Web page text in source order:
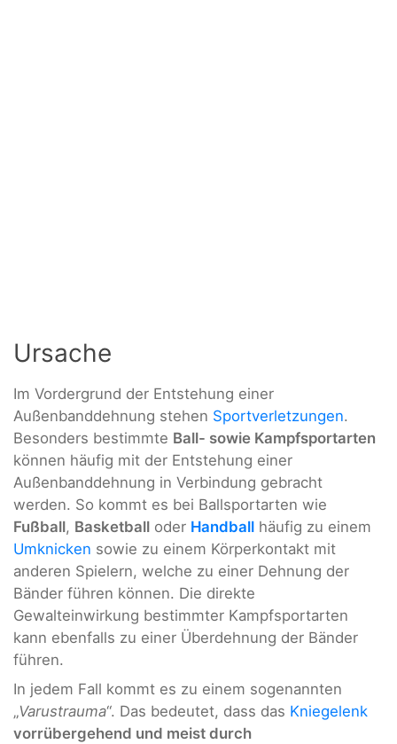
Ursache
Im Vordergrund der Entstehung einer
Außenbanddehnung stehen Sportverletzungen.
Besonders bestimmte Ball- sowie Kampfsportarten
können häufig mit der Entstehung einer
Außenbanddehnung in Verbindung gebracht
werden. So kommt es bei Ballsportarten wie
Fußball, Basketball oder Handball häufig zu einem
Umknicken sowie zu einem Körperkontakt mit
anderen Spielern, welche zu einer Dehnung der
Bänder führen können. Die direkte
Gewalteinwirkung bestimmter Kampfsportarten
kann ebenfalls zu einer Überdehnung der Bänder
führen.
In jedem Fall kommt es zu einem sogenannten
„Varustrauma“. Das bedeutet, dass das Kniegelenk
vorrübergehend und meist durch